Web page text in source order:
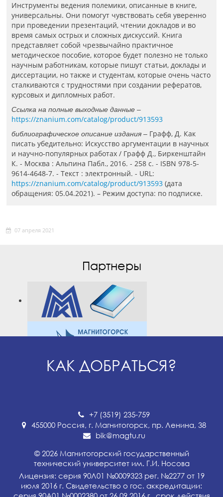
Инструменты ведения полемики, описанные в книге,
универсальны. Они помогут чувствовать себя уверенно
при проведении презентаций, чтении докладов и во
время самых острых и сложных дискуссий. Книга
представляет собой чрезвычайно практичное
методическое пособие, которое будет полезно не только
научным работникам, которые пишут статьи, доклады и
диссертации, но также и студентам, которые очень часто
сталкиваются с трудностями при создании рефератов,
курсовых и дипломных работ.
Ссылка на полные выходные данные –
https://znanium.com/catalog/product/913593
библиографическое описание издания – Графф, Д. Как
писать убедительно: Искусство аргументации в научных
и научно-популярных работах / Графф Д., Биркенштайн
К. - Москва : Альпина Пабл., 2016. - 258 с. - ISBN 978-5-
9614-4648-7. - Текст : электронный. - URL:
https://znanium.com/catalog/product/913593 (дата
обращения: 05.04.2021). – Режим доступа: по подписке.
07 апреля 2021
Партнеры
КАК ДОБРАТЬСЯ?
+7 (3519) 235-759
455000 Россия, г. Магнитогорск, пр. Ленина, 38
bik@magtu.ru
© 2026 Магнитогорский государственный
технический университет им. Г.И. Носова
Лицензия: серия 90Л01 №0009323 рег. №2277 от 19
июля 2016 г. Свидетельство о гос. аккредитации: